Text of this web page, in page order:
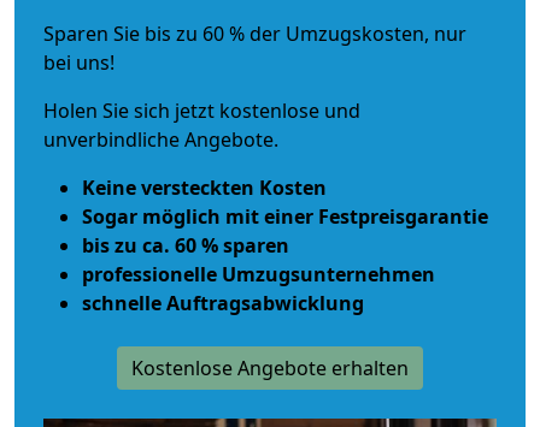
Sparen Sie bis zu 60 % der Umzugskosten, nur
bei uns!
Holen Sie sich jetzt kostenlose und
unverbindliche Angebote.
Keine versteckten Kosten
Sogar möglich mit einer Festpreisgarantie
bis zu ca. 60 % sparen
professionelle Umzugsunternehmen
schnelle Auftragsabwicklung
Kostenlose Angebote erhalten